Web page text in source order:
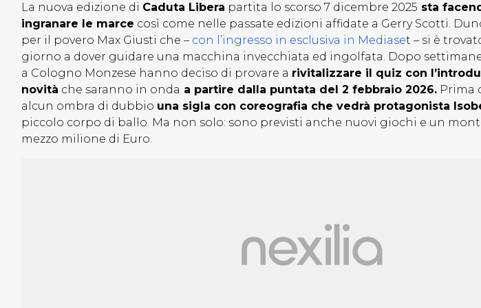
La nuova edizione di Caduta Libera partita lo scorso 7 dicembre 2025 sta
ingranare le marce così come nelle passate edizioni affidate a Gerry Scotti.
per il povero Max Giusti che – con l’ingresso in esclusiva in Mediaset – si è
giorno a dover guidare una macchina invecchiata ed ingolfata. Dopo
a Cologno Monzese hanno deciso di provare a rivitalizzare il quiz con
novità che saranno in onda a partire dalla puntata del 2 febbraio 2026. Prima
alcun ombra di dubbio una sigla con coreografia che vedrà protagonista
piccolo corpo di ballo. Ma non solo: sono previsti anche nuovi giochi e un
mezzo milione di Euro.